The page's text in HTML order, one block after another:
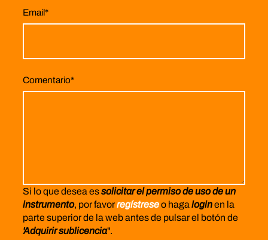
Email*
Comentario*
Si lo que desea essolicitar el permiso de uso de un
instrumento, por favorregístreseo haga loginen la
parte superior de la web antes de pulsar el botón de
'Adquirir sublicencia".